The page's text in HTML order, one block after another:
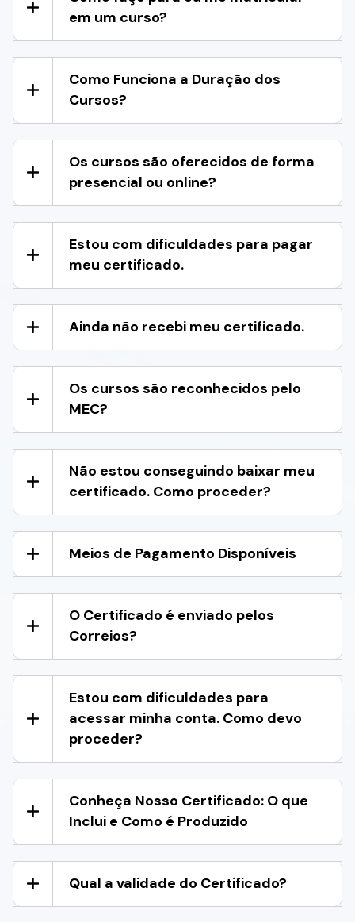
em um curso?
Como Funciona a Duração dos
Cursos?
Os cursos são oferecidos de forma
presencial ou online?
Estou com dificuldades para pagar
meu certificado.
Ainda não recebi meu certificado.
Os cursos são reconhecidos pelo
MEC?
Não estou conseguindo baixar meu
certificado. Como proceder?
Meios de Pagamento Disponíveis
O Certificado é enviado pelos
Correios?
Estou com dificuldades para
acessar minha conta. Como devo
proceder?
Conheça Nosso Certificado: O que
Inclui e Como é Produzido
Qual a validade do Certificado?